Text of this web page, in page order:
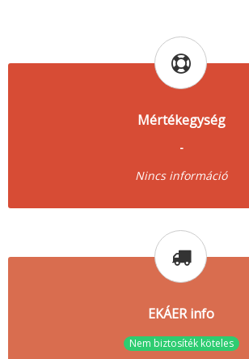
Mértékegység
-
Nincs információ
EKÁER info
Nem biztosíték köteles